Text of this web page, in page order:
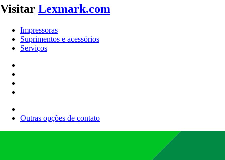
Visitar Lexmark.com
Impressoras
Suprimentos e acessórios
Serviços
Outras opções de contato